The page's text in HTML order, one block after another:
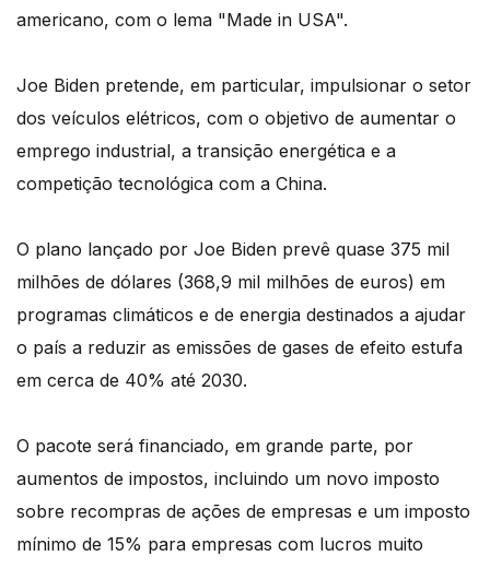
americano, com o lema "Made in USA".
Joe Biden pretende, em particular, impulsionar o setor
dos veículos elétricos, com o objetivo de aumentar o
emprego industrial, a transição energética e a
competição tecnológica com a China.
O plano lançado por Joe Biden prevê quase 375 mil
milhões de dólares (368,9 mil milhões de euros) em
programas climáticos e de energia destinados a ajudar
o país a reduzir as emissões de gases de efeito estufa
em cerca de 40% até 2030.
O pacote será financiado, em grande parte, por
aumentos de impostos, incluindo um novo imposto
sobre recompras de ações de empresas e um imposto
mínimo de 15% para empresas com lucros muito